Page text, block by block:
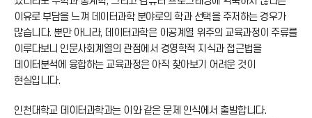
이유로 부담을 느껴 데이터과학 분야로의 학과 선택을 주저하는 경우가
많습니다. 뿐만 아니라, 데이터과학은 이공계열 위주의 교육과정이 주류를
이루다보니 인문사회계열의 관점에서 경영학적 지식과 접근법을
데이터분석에 융합하는 교육과정은 아직 찾아보기 어려운 것이
현실입니다.
인천대학교 데이터과학과는 이와 같은 문제 인식에서 출발합니다.